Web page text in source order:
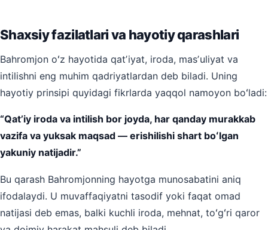
Shaxsiy fazilatlari va hayotiy qarashlari
Bahromjon oʻz hayotida qatʼiyat, iroda, masʼuliyat va
intilishni eng muhim qadriyatlardan deb biladi. Uning
hayotiy prinsipi quyidagi fikrlarda yaqqol namoyon boʻladi:
“Qatʼiy iroda va intilish bor joyda, har qanday murakkab
vazifa va yuksak maqsad — erishilishi shart boʻlgan
yakuniy natijadir.”
Bu qarash Bahromjonning hayotga munosabatini aniq
ifodalaydi. U muvaffaqiyatni tasodif yoki faqat omad
natijasi deb emas, balki kuchli iroda, mehnat, toʻgʻri qaror